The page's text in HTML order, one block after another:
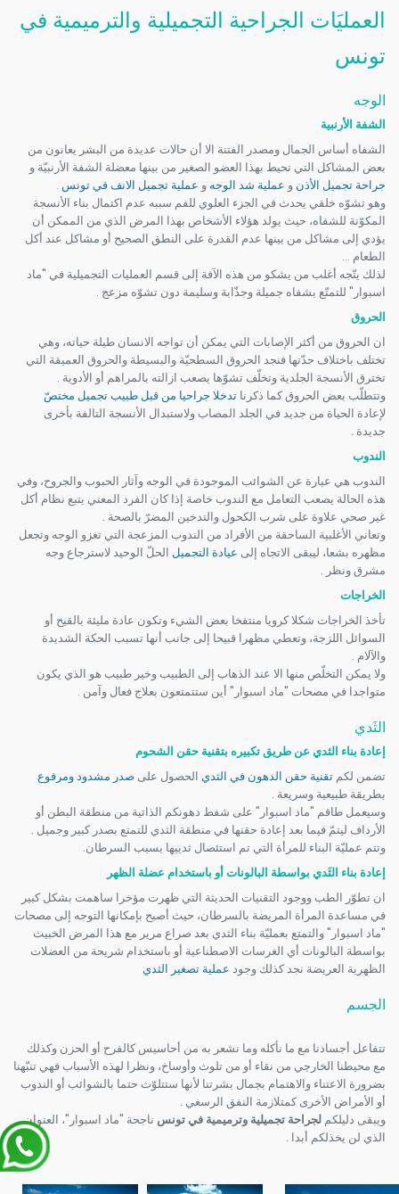
العمليَات الجراحية التجميلية والترميمية في
تونس
الوجه
الشفة الأرنبية
الشفاه أساس الجمال ومصدر الفتنة الا أن حالات عديدة من البشر يعانون من
بعض المشاكل التي تحيط بهذا العضو الصغير من بينها معضلة الشفة الأرنبيّة و
جراحة تجميل الأذن و عملية شد الوجه و عملية تجميل الانف في تونس .
وهو تشوّه خلقي يحدث في الجزء العلوي للفم سببه عدم اكتمال بناء الأنسجة
المكوّنة للشفاه، حيث يولد هؤلاء الأشخاص بهذا المرض الذي من الممكن أن
يؤدي إلى مشاكل من بينها عدم القدرة على النطق الصحيح أو مشاكل عند أكل
الطعام ...
لذلك يتّجه أغلب من يشكو من هذه الآفة إلى قسم العمليات التجميلية في "ماد
اسبوار" للتمتّع بشفاه جميلة وجذّابة وسليمة دون تشوّه مزعج .
الحروق
ان الحروق من أكثر الإصابات التي يمكن أن تواجه الانسان طيلة حياته، وهي
تختلف باختلاف حدّتها فنجد الحروق السطحيّة والبسيطة والحروق العميقة التي
تخترق الأنسجة الجلدية وتخلّف تشوّها يصعب ازالته بالمراهم أو الأدوية .
وتتطلّب بعض الحروق كما ذكرنا تدخلا جراحيا من قبل طبيب تجميل مختصّ
لإعادة الحياة من جديد في الجلد المصاب ولاستبدال الأنسجة التالفة بأخرى
جديدة .
الندوب
الندوب هي عبارة عن الشوائب الموجودة في الوجه وآثار الحبوب والجروح، وفي
هذه الحالة يصعب التعامل مع الندوب خاصة إذا كان الفرد المعني يتبع نظام أكل
غير صحي علاوة على شرب الكحول والتدخين المضرّ بالصحة .
وتعاني الأغلبية الساحقة من الأفراد من الندوب المزعجة التي تغزو الوجه وتجعل
مظهره بشعا، ليبقى الاتجاه إلى عيادة التجميل الحلّ الوحيد لاسترجاع وجه
مشرق ونظر .
الخراجات
تأخذ الخراجات شكلا كرويا منتفخا بعض الشيء وتكون عادة مليئة بالقيح أو
السوائل اللزجة، وتعطي مظهرا قبيحا إلى جانب أنها تسبب الحكة الشديدة
والآلام .
ولا يمكن التخلّص منها الا عند الذهاب إلى الطبيب وخير طبيب هو الذي يكون
متواجدا في مصحات "ماد اسبوار" أين ستتمتعون بعلاج فعال وآمن .
الثَدي
إعادة بناء الثدي عن طريق تكبيره بتقنية حقن الشحوم
تضمن لكم تقنية حقن الدهون في الثدي الحصول على صدر مشدود ومرفوع
بطريقة طبيعية وسريعة .
وسيعمل طاقم "ماد اسبوار" على شفط دهونكم الذاتية من منطقة البطن أو
الأرداف ليتمّ فيما بعد إعادة حقنها في منطقة الثدي للتمتع بصدر كبير وجميل .
وتتم عمليّة البناء للمرأة التي تم استئصال ثدييها بسبب السرطان.
إعادة بناء الثَدي بواسطة البالونات أو باستخدام عضلة الظهر
ان تطوّر الطب ووجود التقنيات الحديثة التي ظهرت مؤخرا ساهمت بشكل كبير
في مساعدة المرأة المريضة بالسرطان، حيث أصبح بإمكانها التوجه إلى مصحات
"ماد اسبوار" والتمتع بعمليّة بناء الثدي بعد صراع مرير مع هذا المرض الخبيث
بواسطة البالونات أي الغرسات الاصطناعية أو باستخدام شريحة من العضلات
الظهرية العريضة نجد كذلك وجود عملية تصغير الثدي
الجسم
تتفاعل أجسادنا مع ما نأكله وما نشعر به من أحاسيس كالفرح أو الحزن وكذلك
مع محيطنا الخارجي من نقاء أو من تلوث وأوساخ، ونظرا لهذه الأسباب فهي تنبّهنا
بضرورة الاعتناء والاهتمام بجمال بشرتنا لأنها ستتلوّث حتما بالشوائب أو الندوب
أو الأمراض الأخرى كمتلازمة النفق الرسغي .
ويبقى دليلكم لجراحة تجميلية وترميمية في تونس ناجحة "ماد اسبوار"، العنوان
الذي لن يخذلكم أبدا .